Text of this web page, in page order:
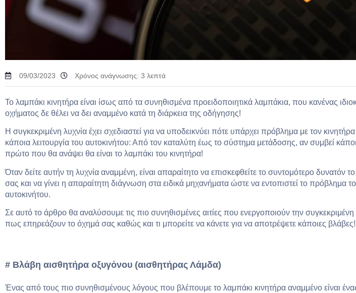
09/03/2023 Χρόνος ανάγνωσης: 3 λεπτά
Το λαμπάκι κινητήρα είναι ίσως από τα συνηθισμένα προειδοποιητικά λαμπάκια, που κανένας
οχήματος δε θέλει να δει αναμμένο κατά τη διάρκεια της οδήγησης!
Η συγκεκριμένη λυχνία έχει σχεδιαστεί για να υποδεικνύει πότε υπάρχει πρόβλημα με τον
κάποια λειτουργία του αυτοκινήτου: Από τον καταλύτη έως το σύστημα μετάδοσης, αν συμβεί
πρώτο που θα ανάψει θα είναι το λαμπάκι του κινητήρα!
Όταν δείτε αυτήν τη λυχνία αναμμένη, είναι απαραίτητο να επισκεφθείτε το συντομότερο δυνατόν
σας και να γίνει η απαραίτητη διάγνωση στα ειδικά μηχανήματα ώστε να εντοπιστεί το πρόβλημα
αυτοκινήτου.
Σε αυτό το άρθρο θα αναλύσουμε τις πιο συνηθισμένες αιτίες που ενεργοποιούν την συγκεκριμένη
πως επηρεάζουν το όχημά σας καθώς και τι μπορείτε να κάνετε για να αποτρέψετε κάποιες βλάβες!
# Βλάβη αισθητήρα οξυγόνου (αισθητήρας Λάμδα)
Ένας από τους πιο συνηθισμένους λόγους που βλέπουμε το λαμπάκι κινητήρα αναμμένο είναι